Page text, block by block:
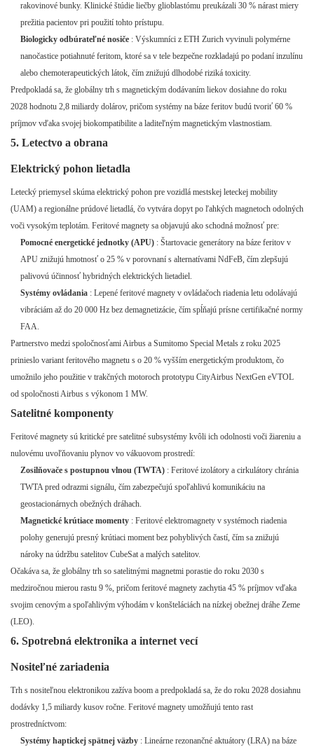
rakovinové bunky. Klinické štúdie liečby glioblastómu preukázali 30 % nárast miery
prežitia pacientov pri použití tohto prístupu.
Biologicky odbúrateľné nosiče : Výskumníci z ETH Zurich vyvinuli polymérne
nanočastice potiahnuté feritom, ktoré sa v tele bezpečne rozkladajú po podaní inzulínu
alebo chemoterapeutických látok, čím znižujú dlhodobé riziká toxicity.
Predpokladá sa, že globálny trh s magnetickým dodávaním liekov dosiahne do roku
2028 hodnotu 2,8 miliardy dolárov, pričom systémy na báze feritov budú tvoriť 60 %
príjmov vďaka svojej biokompatibilite a laditeľným magnetickým vlastnostiam.
5. Letectvo a obrana
Elektrický pohon lietadla
Letecký priemysel skúma elektrický pohon pre vozidlá mestskej leteckej mobility
(UAM) a regionálne prúdové lietadlá, čo vytvára dopyt po ľahkých magnetoch odolných
voči vysokým teplotám. Feritové magnety sa objavujú ako schodná možnosť pre:
Pomocné energetické jednotky (APU) : Štartovacie generátory na báze feritov v
APU znižujú hmotnosť o 25 % v porovnaní s alternatívami NdFeB, čím zlepšujú
palivovú účinnosť hybridných elektrických lietadiel.
Systémy ovládania : Lepené feritové magnety v ovládačoch riadenia letu odolávajú
vibráciám až do 20 000 Hz bez demagnetizácie, čím spĺňajú prísne certifikačné normy
FAA.
Partnerstvo medzi spoločnosťami Airbus a Sumitomo Special Metals z roku 2025
prinieslo variant feritového magnetu s o 20 % vyšším energetickým produktom, čo
umožnilo jeho použitie v trakčných motoroch prototypu CityAirbus NextGen eVTOL
od spoločnosti Airbus s výkonom 1 MW.
Satelitné komponenty
Feritové magnety sú kritické pre satelitné subsystémy kvôli ich odolnosti voči žiareniu a
nulovému uvoľňovaniu plynov vo vákuovom prostredí:
Zosilňovače s postupnou vlnou (TWTA) : Feritové izolátory a cirkulátory chránia
TWTA pred odrazmi signálu, čím zabezpečujú spoľahlivú komunikáciu na
geostacionárnych obežných dráhach.
Magnetické krútiace momenty : Feritové elektromagnety v systémoch riadenia
polohy generujú presný krútiaci moment bez pohyblivých častí, čím sa znižujú
nároky na údržbu satelitov CubeSat a malých satelitov.
Očakáva sa, že globálny trh so satelitnými magnetmi porastie do roku 2030 s
medziročnou mierou rastu 9 %, pričom feritové magnety zachytia 45 % príjmov vďaka
svojim cenovým a spoľahlivým výhodám v konšteláciách na nízkej obežnej dráhe Zeme
(LEO).
6. Spotrebná elektronika a internet vecí
Nositeľné zariadenia
Trh s nositeľnou elektronikou zažíva boom a predpokladá sa, že do roku 2028 dosiahnu
dodávky 1,5 miliardy kusov ročne. Feritové magnety umožňujú tento rast
prostredníctvom:
Systémy haptickej spätnej väzby : Lineárne rezonančné aktuátory (LRA) na báze